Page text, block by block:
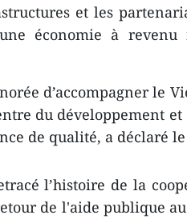
et les
économie à
d’accompagner le
du développement
de qualité, a déclaré
l’histoire de la
de l'aide publique